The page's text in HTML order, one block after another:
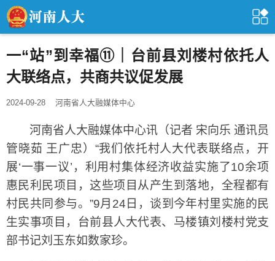
一“站”到幸福⑪｜台前县刘楼村依托人
大联络点，共商共议促发展
2024-09-28 河南省人大融媒体中心
河南省人大融媒体中心讯（记者 宋向乐 通讯员
管晓茹 王广忠）“我们依托村人大代表联络点，开
展‘一事一议’，利用村集体经济收益实施了10余项
惠民利民项目，这些项目从产生到落地，全程都有
村民共同参与。”9月24日，谈到今年村里实施的民
生实事项目，台前县人大代表、马楼镇刘楼村党支
部书记刘玉东如数家珍。